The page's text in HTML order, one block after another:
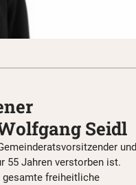
Seidl
und
55 Jahren verstorben ist.
gesamte freiheitliche